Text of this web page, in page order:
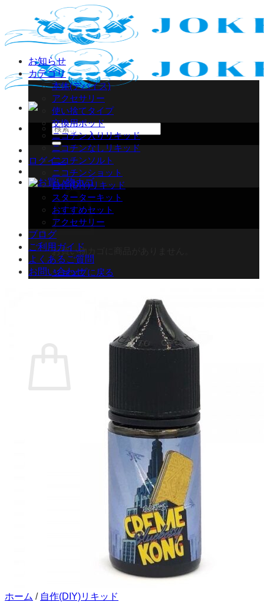
content
検
索
対
象:
ログイン
お買い物カゴに商品がありません。
ショップに戻る
お買い物カゴに商品がありません。
お知らせ
カテゴリ
本体(デバイス)
アクセサリー
使い捨てタイプ
交換用ポッド
ニコチン入りリキッド
ニコチンなしリキッド
ニコチンソルト
ニコチンショット
自作(DIY)リキッド
スターターキット
おすすめセット
アクセサリー
ブログ
ご利用ガイド
よくあるご質問
お問い合わせ
ホーム / 自作(DIY)リキッド